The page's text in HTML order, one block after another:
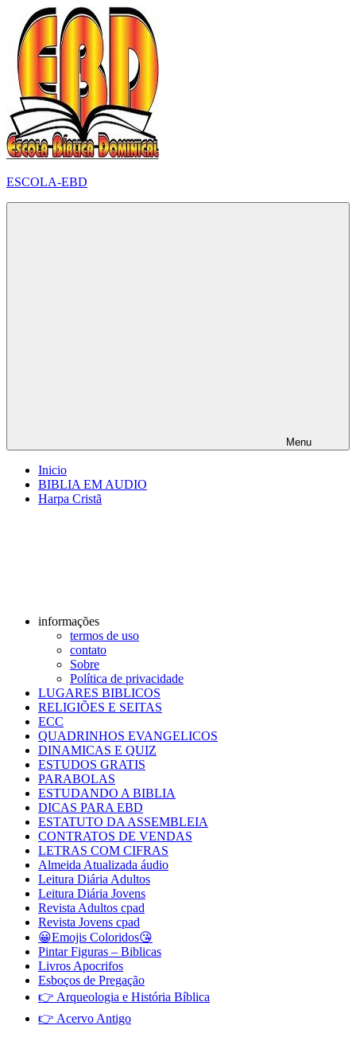
para
conteúdo
ESCOLA-EBD
Menu
Inicio
BIBLIA EM AUDIO
Harpa Cristã
informações
termos de uso
contato
Sobre
Política de privacidade
LUGARES BIBLICOS
RELIGIÕES E SEITAS
ECC
QUADRINHOS EVANGELICOS
DINAMICAS E QUIZ
ESTUDOS GRATIS
PARABOLAS
ESTUDANDO A BIBLIA
DICAS PARA EBD
ESTATUTO DA ASSEMBLEIA
CONTRATOS DE VENDAS
LETRAS COM CIFRAS
Almeida Atualizada áudio
Leitura Diária Adultos
Leitura Diária Jovens
Revista Adultos cpad
Revista Jovens cpad
😀Emojis Coloridos😘
Pintar Figuras – Biblicas
Livros Apocrifos
Esboços de Pregação
👉 Arqueologia e História Bíblica
👉 Acervo Antigo